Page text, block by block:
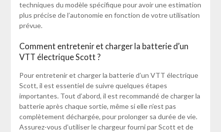
techniques du modèle spécifique pour avoir une estimation
plus précise de l’autonomie en fonction de votre utilisation
prévue.
Comment entretenir et charger la batterie d’un
VTT électrique Scott ?
Pour entretenir et charger la batterie d’un VTT électrique
Scott, il est essentiel de suivre quelques étapes
importantes. Tout d’abord, il est recommandé de charger la
batterie après chaque sortie, même si elle n’est pas
complètement déchargée, pour prolonger sa durée de vie.
Assurez-vous d’utiliser le chargeur fourni par Scott et de